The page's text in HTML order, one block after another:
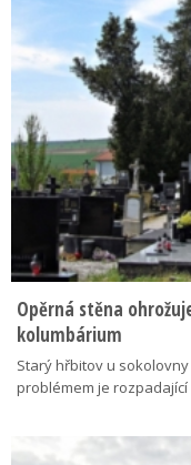
Opěrná stěna
kolumbárium
Starý hřbitov u
problémem je